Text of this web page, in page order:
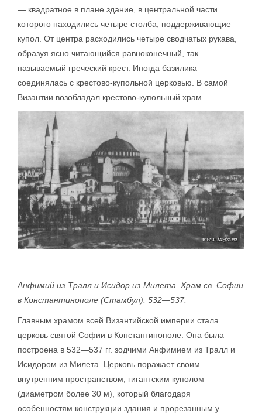
— квадратное в плане здание, в центральной части
которого находились четыре столба, поддерживающие
купол. От центра расходились четыре сводчатых рукава,
образуя ясно читающийся равноконечный, так
называемый греческий крест. Иногда базилика
соединялась с крестово-купольной церковью. В самой
Византии возобладал крестово-купольный храм.
Анфимий из Тралл и Исидор из Милета. Храм св. Софии
в Константинополе (Стамбул). 532—537.
Главным храмом всей Византийской империи стала
церковь святой Софии в Константинополе. Она была
построена в 532—537 гг. зодчими Анфимием из Тралл и
Исидором из Милета. Церковь поражает своим
внутренним пространством, гигантским куполом
(диаметром более 30 м), который благодаря
особенностям конструкции здания и прорезанным у